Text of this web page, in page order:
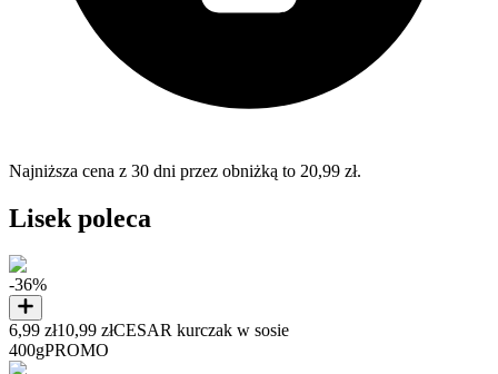
Najniższa cena z 30 dni przez obniżką to 20,99 zł.
Lisek poleca
-36%
6,99 zł10,99 złCESAR kurczak w sosie
400gPROMO